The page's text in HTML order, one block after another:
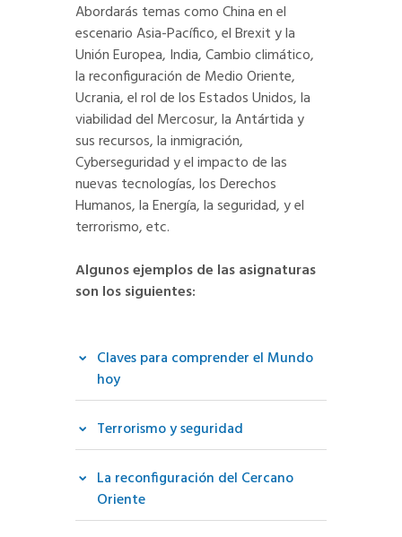
Abordarás temas como China en el
escenario Asia-Pacífico, el Brexit y la
Unión Europea, India, Cambio climático,
la reconfiguración de Medio Oriente,
Ucrania, el rol de los Estados Unidos, la
viabilidad del Mercosur, la Antártida y
sus recursos, la inmigración,
Cyberseguridad y el impacto de las
nuevas tecnologías, los Derechos
Humanos, la Energía, la seguridad, y el
terrorismo, etc.
Algunos ejemplos de las asignaturas
son los siguientes:
Claves para comprender el Mundo
hoy
Terrorismo y seguridad
La reconfiguración del Cercano
Oriente